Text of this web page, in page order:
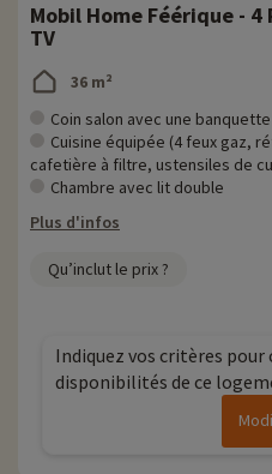
Mobil Home Féérique - 4
TV
36 m²
Coin salon avec une
Cuisine équipée (4 feux gaz,
cafetière à filtre, ustensiles de
Chambre avec lit double
Plus d'infos
Qu’inclut le prix ?
Indiquez vos critères
disponibilités de ce